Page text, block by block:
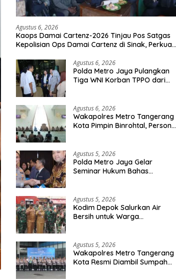
Agustus 6, 2026
Kaops Damai Cartenz-2026 Tinjau Pos Satgas
Kepolisian Ops Damai Cartenz di Sinak, Perkuat
Agustus 6, 2026
Polda Metro Jaya Pulangkan
Tiga WNI Korban TPPO dari
Agustus 6, 2026
Wakapolres Metro Tangerang
Kota Pimpin Binrohtal, Personel
Agustus 5, 2026
Polda Metro Jaya Gelar
Seminar Hukum Bahas
Agustus 5, 2026
Kodim Depok Salurkan Air
Bersih untuk Warga
Agustus 5, 2026
Wakapolres Metro Tangerang
Kota Resmi Diambil Sumpah